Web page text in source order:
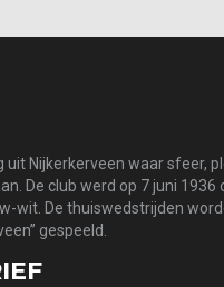
uit Nijkerkerveen waar sfeer,
De club werd op 7 juni 1936
wit. De thuiswedstrijden
gespeeld.